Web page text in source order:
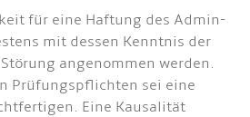
für eine Haftung des Admin-
mit dessen Kenntnis der
angenommen werden.
Prüfungspflichten sei eine
Eine Kausalität